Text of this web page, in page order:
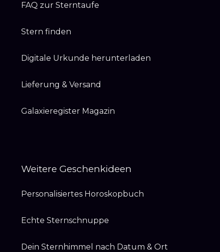
FAQ zur Sterntaufe
Stern finden
Digitale Urkunde herunterladen
Lieferung & Versand
Galaxieregister Magazin
Weitere Geschenkideen
Personalisiertes Horoskopbuch
Echte Sternschnuppe
Dein Sternhimmel nach Datum & Ort